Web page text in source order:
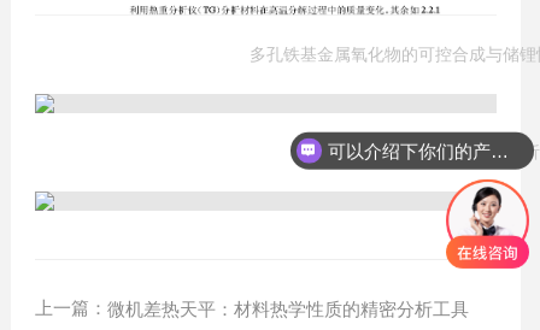
多孔铁基金属氧化物的可控合成与储
上海和晟 HS-TGA-101 热重分
上一篇： 微机差热天平：材料热学性质的精密分析工具
可以介绍下你们的产品么？